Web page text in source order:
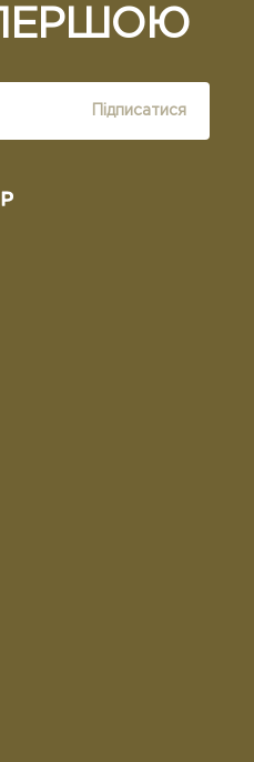
Підписатися